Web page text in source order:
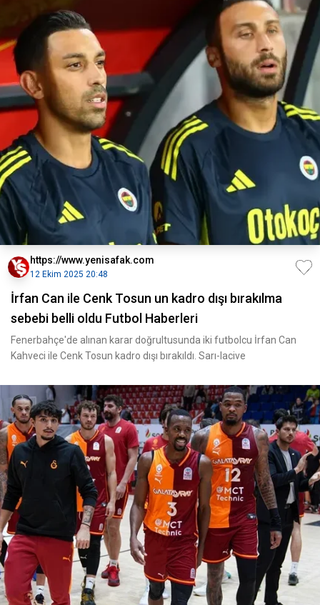
https://www.yenisafak.com
12 Ekim 2025 20:48
İrfan Can ile Cenk Tosun un kadro dışı bırakılma
sebebi belli oldu Futbol Haberleri
Fenerbahçe'de alınan karar doğrultusunda iki futbolcu İrfan Can
Kahveci ile Cenk Tosun kadro dışı bırakıldı. Sarı-lacive